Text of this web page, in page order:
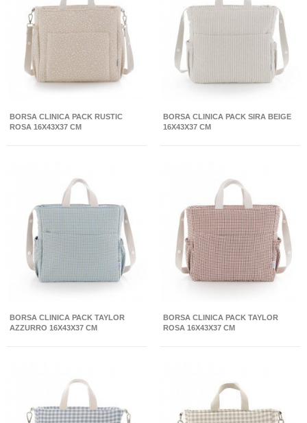
BORSA CLINICA PACK RUSTIC
ROSA 16X43X37 CM
BORSA CLINICA PACK SIRA BEIGE
16X43X37 CM
BORSA CLINICA PACK TAYLOR
AZZURRO 16X43X37 CM
BORSA CLINICA PACK TAYLOR
ROSA 16X43X37 CM